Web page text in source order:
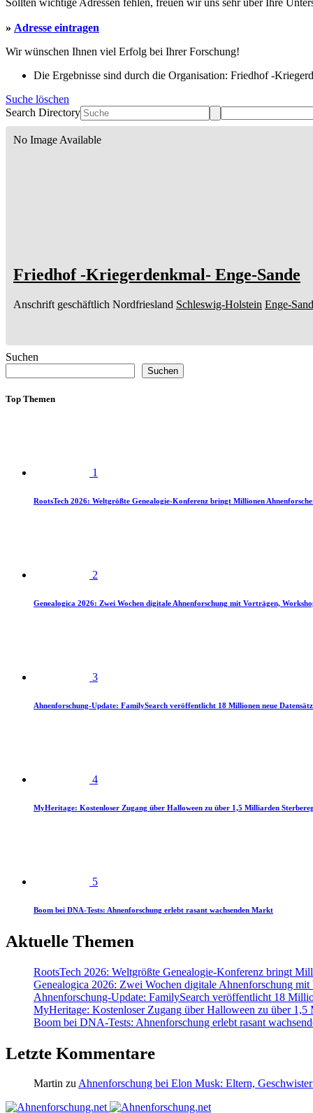
Sollten wichtige Adressen fehlen, freuen wir uns sehr über Ihre
» Adresse eintragen
Wir wünschen Ihnen viel Erfolg bei Ihrer Forschung!
Die Ergebnisse sind durch die Organisation: Friedhof -
Suche löschen
Search Directory
No Image Available
Friedhof -Kriegerdenkmal- Enge-Sande
Anschrift geschäftlich Nordfriesland Schleswig-Holstein Enge-
Suchen
Suchen
Top Themen
1
RootsTech 2026: Weltgrößte Genealogie-Konferenz bringt Millionen
2
Genealogica 2026: Zwei Wochen digitale Ahnenforschung mit Vorträgen,
3
Ahnenforschung-Update: FamilySearch veröffentlicht 18 Millionen neue
4
MyHeritage: Kostenloser Zugang über Halloween zu über 1,5 Milliarden
5
Boom bei DNA-Tests: Ahnenforschung erlebt rasant wachsenden Markt
Aktuelle Themen
RootsTech 2026: Weltgrößte Genealogie-Konferenz bringt
Genealogica 2026: Zwei Wochen digitale Ahnenforschung mit
Ahnenforschung-Update: FamilySearch veröffentlicht 18
MyHeritage: Kostenloser Zugang über Halloween zu über 1,5
Boom bei DNA-Tests: Ahnenforschung erlebt rasant
Letzte Kommentare
Martin zu Ahnenforschung bei Elon Musk: Eltern,